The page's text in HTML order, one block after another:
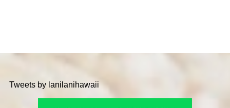
Tweets by lanilanihawaii